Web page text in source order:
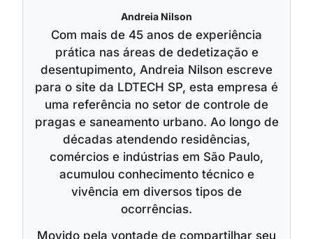
Andreia Nilson
Com mais de 45 anos de experiência
prática nas áreas de dedetização e
desentupimento, Andreia Nilson escreve
para o site da LDTECH SP, esta empresa é
uma referência no setor de controle de
pragas e saneamento urbano. Ao longo de
décadas atendendo residências,
comércios e indústrias em São Paulo,
acumulou conhecimento técnico e
vivência em diversos tipos de
ocorrências.
Movido pela vontade de compartilhar seu